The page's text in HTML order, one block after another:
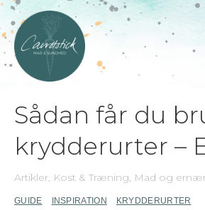
Sådan får du
krydderurter –
Artikler, Kost & Træning, Mad og
GUIDE INSPIRATION
KRYDDERURTER